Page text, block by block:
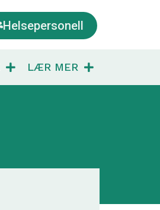
Helsepersonell
LÆR MER